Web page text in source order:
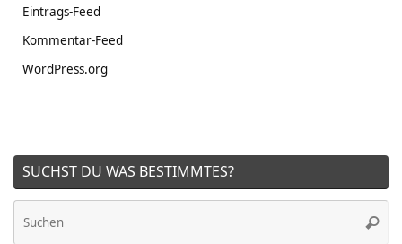
Eintrags-Feed
Kommentar-Feed
WordPress.org
SUCHST DU WAS BESTIMMTES?